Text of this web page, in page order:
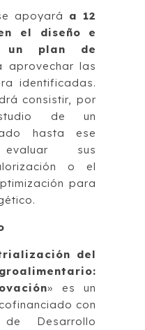
apoyará a 12
el diseño e
un plan de
aprovechar las
identificadas.
consistir, por
de un
hasta ese
sus
o el
para
del
» es un
con
Desarrollo